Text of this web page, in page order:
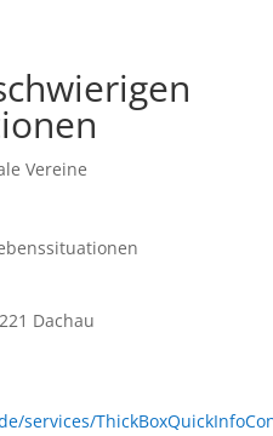
Vereine
Dachau
services/